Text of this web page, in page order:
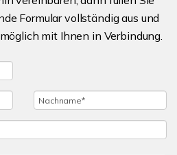
Formular vollständig aus und
mit Ihnen in Verbindung.